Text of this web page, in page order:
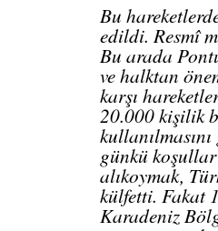
Bu
edildi. Resmî
Bu arada
ve halktan
karşı
20.000 kişilik
günkü
alıkoymak,
külfetti. Fakat
Karadeniz